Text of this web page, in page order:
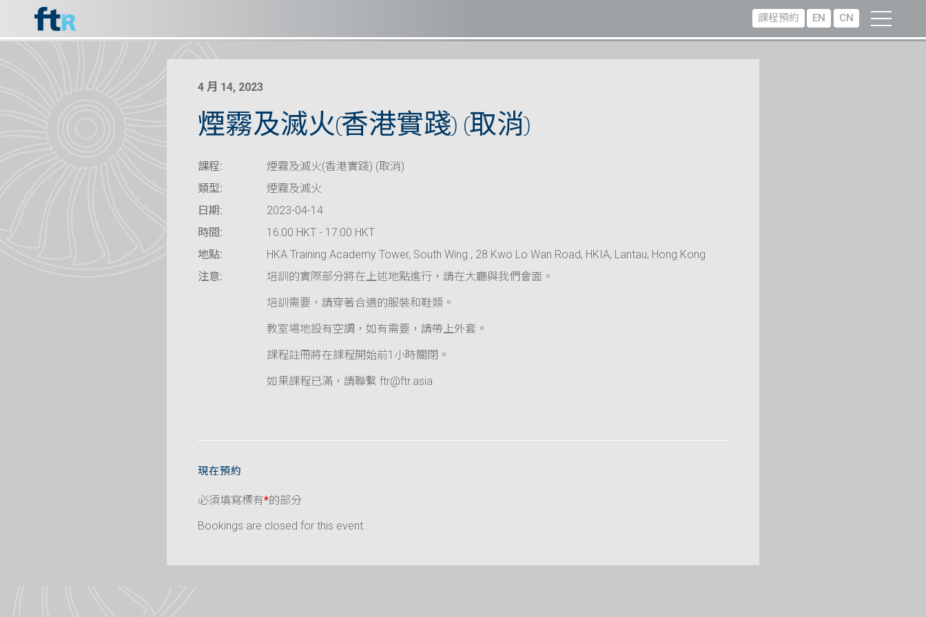
課程預約 EN CN
4 月 14, 2023
煙霧及滅火(香港實踐) (取消)
課程:
煙霧及滅火(香港實踐) (取消)
類型:
煙霧及滅火
日期:
2023-04-14
時間:
16:00 HKT - 17:00 HKT
地點:
HKA Training Academy Tower, South Wing , 28 Kwo Lo Wan Road, HKIA, Lantau, Hong Kong
注意:
培訓的實際部分將在上述地點進行，請在大廳與我們會面。
培訓需要，請穿著合適的服裝和鞋類。
教室場地設有空調，如有需要，請帶上外套。
課程註冊將在課程開始前1小時關閉。
如果課程已滿，請聯繫 ftr@ftr.asia
現在預約
必須填寫標有*的部分
Bookings are closed for this event.